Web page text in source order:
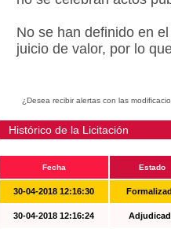
No se han definido en
juicio de valor, por lo
¿Desea recibir alertas con las
Histórico de la Licitación
Fecha Estado
30-04-2018 12:16:30
30-04-2018 12:16:24